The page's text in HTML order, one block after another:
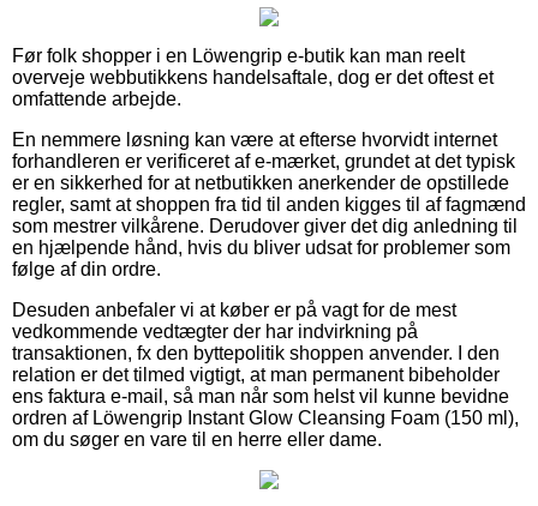
Før folk shopper i en Löwengrip e-butik kan man reelt
overveje webbutikkens handelsaftale, dog er det oftest et
omfattende arbejde.
En nemmere løsning kan være at efterse hvorvidt internet
forhandleren er verificeret af e-mærket, grundet at det typisk
er en sikkerhed for at netbutikken anerkender de opstillede
regler, samt at shoppen fra tid til anden kigges til af fagmænd
som mestrer vilkårene. Derudover giver det dig anledning til
en hjælpende hånd, hvis du bliver udsat for problemer som
følge af din ordre.
Desuden anbefaler vi at køber er på vagt for de mest
vedkommende vedtægter der har indvirkning på
transaktionen, fx den byttepolitik shoppen anvender. I den
relation er det tilmed vigtigt, at man permanent bibeholder
ens faktura e-mail, så man når som helst vil kunne bevidne
ordren af Löwengrip Instant Glow Cleansing Foam (150 ml),
om du søger en vare til en herre eller dame.